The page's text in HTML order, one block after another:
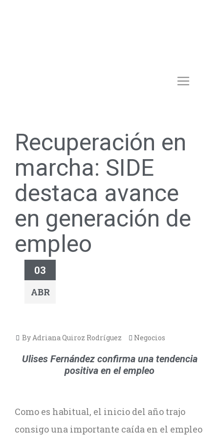
Recuperación en
marcha: SIDE
destaca avance
en generación de
empleo
03
ABR
By Adriana Quiroz Rodríguez Negocios
Ulises Fernández confirma una tendencia
positiva en el empleo
Como es habitual, el inicio del año trajo
consigo una importante caída en el empleo